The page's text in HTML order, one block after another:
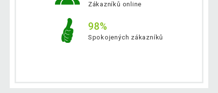
Zákazníků online
98%
Spokojených zákazníků